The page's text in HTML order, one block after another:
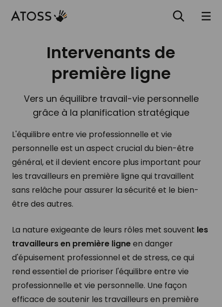
Intervenants de
première ligne
Vers un équilibre travail-vie personnelle
grâce à la planification stratégique
L'équilibre entre vie professionnelle et vie
personnelle est un aspect crucial du bien-être
général, et il devient encore plus important pour
les travailleurs en première ligne qui travaillent
sans relâche pour assurer la sécurité et le bien-
être des autres.
La nature exigeante de leurs rôles met souvent les
travailleurs en première ligneen danger
d'épuisement professionnel et de stress, ce qui
rend essentiel de prioriser l'équilibre entre vie
professionnelle et vie personnelle. Une façon
efficace de soutenir les travailleurs en première